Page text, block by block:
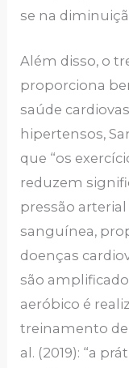
se na
Além disso, o
proporciona
saúde
hipertensos,
que “os
reduzem
pressão
sanguínea,
doenças
são
aeróbico é
treinamento de
al. (2019): “a